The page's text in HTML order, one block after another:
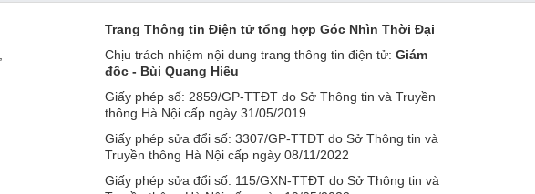
Trang Thông tin Điện tử tổng hợp Góc Nhìn Thời Đại
Chịu trách nhiệm nội dung trang thông tin điện tử: Giám
đốc - Bùi Quang Hiếu
Giấy phép số: 2859/GP-TTĐT do Sở Thông tin và Truyền
thông Hà Nội cấp ngày 31/05/2019
Giấy phép sửa đổi số: 3307/GP-TTĐT do Sở Thông tin và
Truyền thông Hà Nội cấp ngày 08/11/2022
Giấy phép sửa đổi số: 115/GXN-TTĐT do Sở Thông tin và